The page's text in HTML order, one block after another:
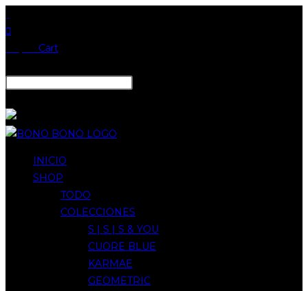
al
contenido
Cart
INICIO
SHOP
TODO
COLECCIONES
S | S | S & YOU
CUORE BLUE
KARMAE
GEOMETRIC